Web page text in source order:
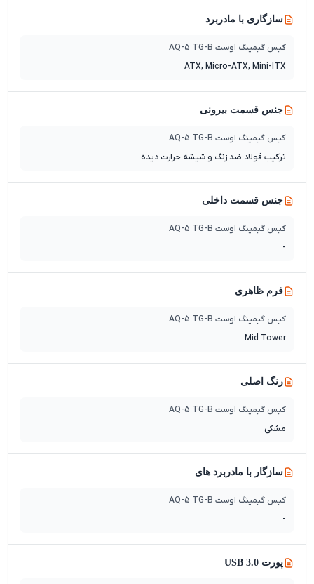
سازگاری با مادربرد
کیس گیمینگ اوست AQ-5 TG-B
ATX, Micro-ATX, Mini-ITX
جنس قسمت بیرونی
کیس گیمینگ اوست AQ-5 TG-B
ترکیب فولاد ضد زنگ و شیشه حرارت دیده
جنس قسمت داخلی
کیس گیمینگ اوست AQ-5 TG-B
-
فرم ظاهری
کیس گیمینگ اوست AQ-5 TG-B
Mid Tower
رنگ اصلی
کیس گیمینگ اوست AQ-5 TG-B
مشکی
سازگار با مادربرد های
کیس گیمینگ اوست AQ-5 TG-B
-
پورت USB 3.0